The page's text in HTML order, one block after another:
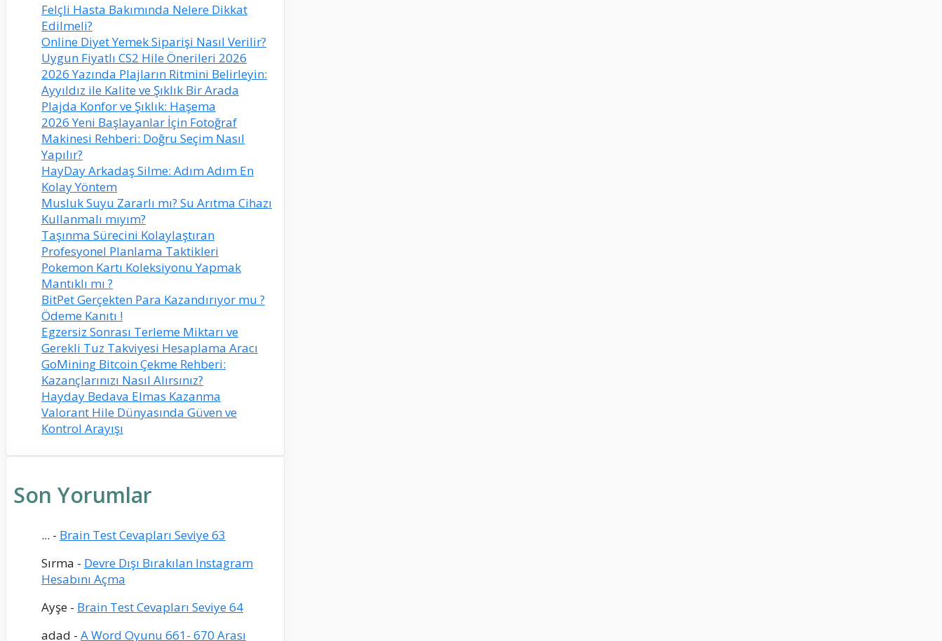
Felçli Hasta Bakımında Nelere Dikkat
Edilmeli?
Online Diyet Yemek Siparişi Nasıl Verilir?
Uygun Fiyatlı CS2 Hile Önerileri 2026
2026 Yazında Plajların Ritmini Belirleyin:
Ayyıldız ile Kalite ve Şıklık Bir Arada
Plajda Konfor ve Şıklık: Haşema
2026 Yeni Başlayanlar İçin Fotoğraf
Makinesi Rehberi: Doğru Seçim Nasıl
Yapılır?
HayDay Arkadaş Silme: Adım Adım En
Kolay Yöntem
Musluk Suyu Zararlı mı? Su Arıtma Cihazı
Kullanmalı mıyım?
Taşınma Sürecini Kolaylaştıran
Profesyonel Planlama Taktikleri
Pokemon Kartı Koleksiyonu Yapmak
Mantıklı mı ?
BitPet Gerçekten Para Kazandırıyor mu ?
Ödeme Kanıtı !
Egzersiz Sonrası Terleme Miktarı ve
Gerekli Tuz Takviyesi Hesaplama Aracı
GoMining Bitcoin Çekme Rehberi:
Kazançlarınızı Nasıl Alırsınız?
Hayday Bedava Elmas Kazanma
Valorant Hile Dünyasında Güven ve
Kontrol Arayışı
Son Yorumlar
... - Brain Test Cevapları Seviye 63
Sırma - Devre Dışı Bırakılan Instagram
Hesabını Açma
Ayşe - Brain Test Cevapları Seviye 64
adad - A Word Oyunu 661- 670 Arası